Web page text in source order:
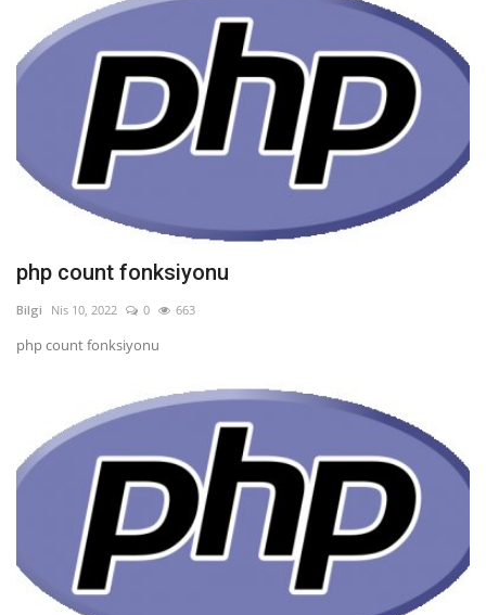
php count fonksiyonu
Bilgi Nis 10, 2022 0 663
php count fonksiyonu